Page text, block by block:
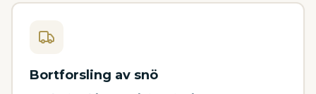
Bortforsling av snö